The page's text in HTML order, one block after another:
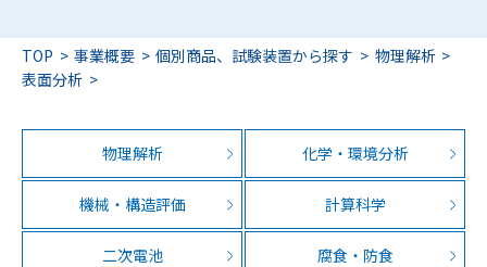
TOP 事業概要 個別商品、試験装置から探す
物理解析
表面分析
物理解析 化学・環境分析
機械・構造評価 計算科学
二次電池 腐食・防食